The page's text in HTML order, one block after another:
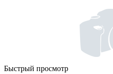
Быстрый просмотр